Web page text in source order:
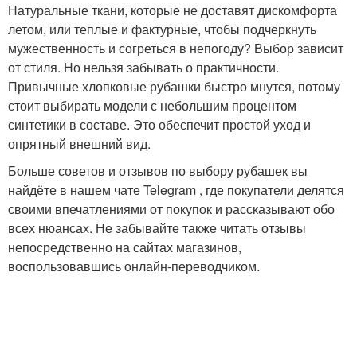
Натуральные ткани, которые не доставят дискомфорта
летом, или теплые и фактурные, чтобы подчеркнуть
мужественность и согреться в непогоду? Выбор зависит
от стиля. Но нельзя забывать о практичности.
Привычные хлопковые рубашки быстро мнутся, потому
стоит выбирать модели с небольшим процентом
синтетики в составе. Это обеспечит простой уход и
опрятный внешний вид.
Больше советов и отзывов по выбору рубашек вы
найдёте в нашем чате Telegram , где покупатели делятся
своими впечатлениями от покупок и рассказывают обо
всех нюансах. Не забывайте также читать отзывы
непосредственно на сайтах магазинов,
воспользовавшись онлайн-переводчиком.